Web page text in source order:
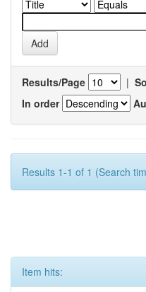
Results/Page |
In order
Results 1-1 of 1 (Search
Item hits: